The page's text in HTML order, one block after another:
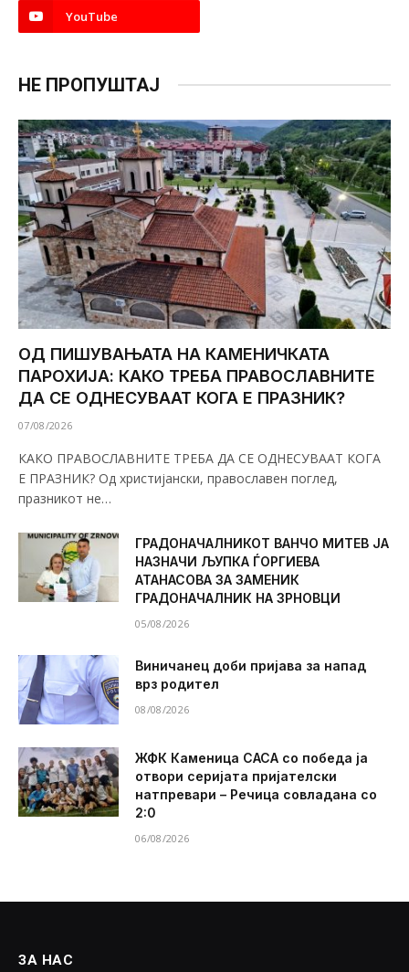
YouTube
НЕ ПРОПУШТАЈ
ОД ПИШУВАЊАТА НА КАМЕНИЧКАТА
ПАРОХИЈА: КАКО ТРЕБА ПРАВОСЛАВНИТЕ
ДА СЕ ОДНЕСУВААТ КОГА Е ПРАЗНИК?
07/08/2026
КАКО ПРАВОСЛАВНИТЕ ТРЕБА ДА СЕ ОДНЕСУВААТ КОГА
Е ПРАЗНИК? Од христијански, православен поглед,
празникот не…
ГРАДОНАЧАЛНИКОТ ВАНЧО МИТЕВ ЈА
НАЗНАЧИ ЉУПКА ЃОРГИЕВА
АТАНАСОВА ЗА ЗАМЕНИК
ГРАДОНАЧАЛНИК НА ЗРНОВЦИ
05/08/2026
Виничанец доби пријава за напад
врз родител
08/08/2026
ЖФК Каменица САСА со победа ја
отвори серијата пријателски
натпревари – Речица совладана со
2:0
06/08/2026
ЗА НАС